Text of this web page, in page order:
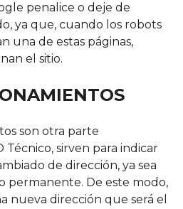
penalice o deje de
ya que, cuando los robots
una de estas páginas,
el sitio.
son otra parte
sirven para indicar
de dirección, ya sea
permanente. De este modo,
nueva dirección que será el